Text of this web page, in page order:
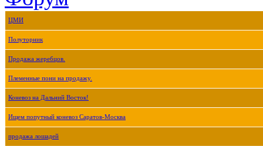
ЦМИ
Полуторник
Продажа жеребцов.
Племенные пони на продажу.
Коневоз на Дальний Восток!
Ищем попутный коневоз Саратов-Москва
продажа лошадей